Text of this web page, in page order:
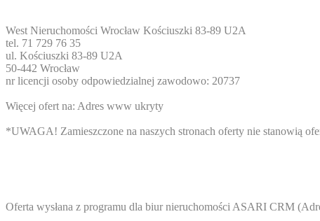
West Nieruchomości Wrocław Kościuszki 83-89 U2A
tel. 71 729 76 35
ul. Kościuszki 83-89 U2A
50-442 Wrocław
nr licencji osoby odpowiedzialnej zawodowo: 20737
Więcej ofert na: Adres www ukryty
*UWAGA! Zamieszczone na naszych stronach oferty nie stanowią
Oferta wysłana z programu dla biur nieruchomości ASARI CRM (